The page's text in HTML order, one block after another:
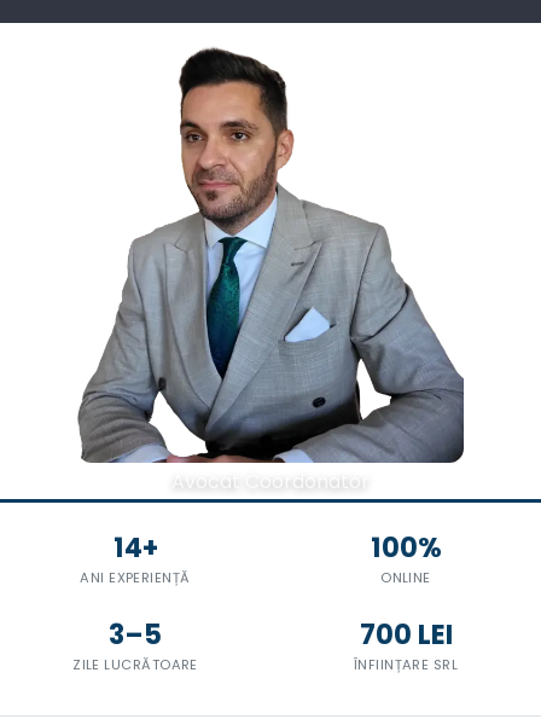
Avocat Coordonator
14+
ANI EXPERIENȚĂ
100%
ONLINE
3–5
ZILE LUCRĂTOARE
700 LEI
ÎNFIINȚARE SRL